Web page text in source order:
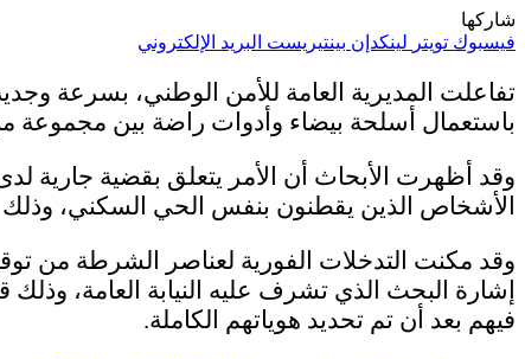
شاركها
فيسبوك تويتر لينكدإن بينتيريست البريد الإلكتروني
باستعمال أسلحة بيضاء وأدوات راضة بين مجموعة
وقد أظهرت الأبحاث أن الأمر يتعلق بقضية جارية
الأشخاص الذين يقطنون بنفس الحي السكني، وذلك
وقد مكنت التدخلات الفورية لعناصر الشرطة من
إشارة البحث الذي تشرف عليه النيابة العامة،
فيهم بعد أن تم تحديد هوياتهم الكاملة.